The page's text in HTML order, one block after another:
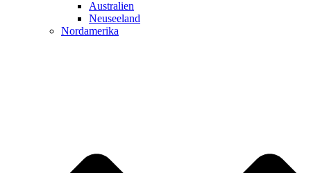
Australien
Neuseeland
Nordamerika